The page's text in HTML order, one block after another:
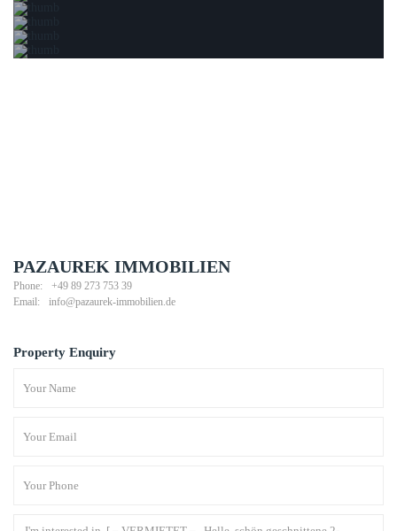
PAZAUREK IMMOBILIEN
Phone:
+49 89 273 753 39
Email:
info@pazaurek-immobilien.de
Property Enquiry